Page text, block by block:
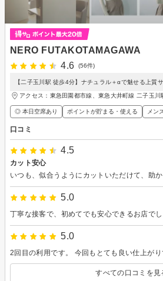
NERO FUTAKOTAMAGAWA
4.6
(56件)
【二子玉川駅 徒歩4分】ナチュラル＋αで魅せる上質
アクセス：東急田園都市線、東急大井町線 二子玉川
◎ 本日空席あり ポイントが貯まる・使える メン
口コミ
4.5
カット安心
5.0
5.0
すべての口コミを見